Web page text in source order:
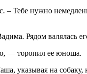
Тебе нужно
Рядом валялась
— торопил ее юноша.
указывая на собаку,